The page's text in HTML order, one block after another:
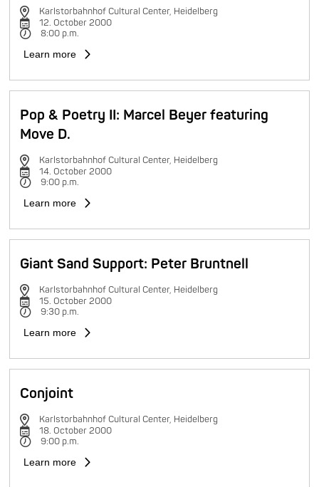
Karlstorbahnhof Cultural Center, Heidelberg
12. October 2000
8:00 p.m.
Learn more
Pop & Poetry II: Marcel Beyer featuring
Move D.
Karlstorbahnhof Cultural Center, Heidelberg
14. October 2000
9:00 p.m.
Learn more
Giant Sand Support: Peter Bruntnell
Karlstorbahnhof Cultural Center, Heidelberg
15. October 2000
9:30 p.m.
Learn more
Conjoint
Karlstorbahnhof Cultural Center, Heidelberg
18. October 2000
9:00 p.m.
Learn more